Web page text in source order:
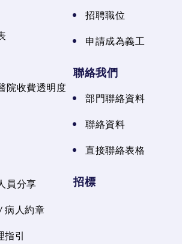
院收費透明度
員分享
病人約章
指引
招聘職位
申請成為義工
聯絡我們
部門聯絡資料
聯絡資料
直接聯絡表格
招標